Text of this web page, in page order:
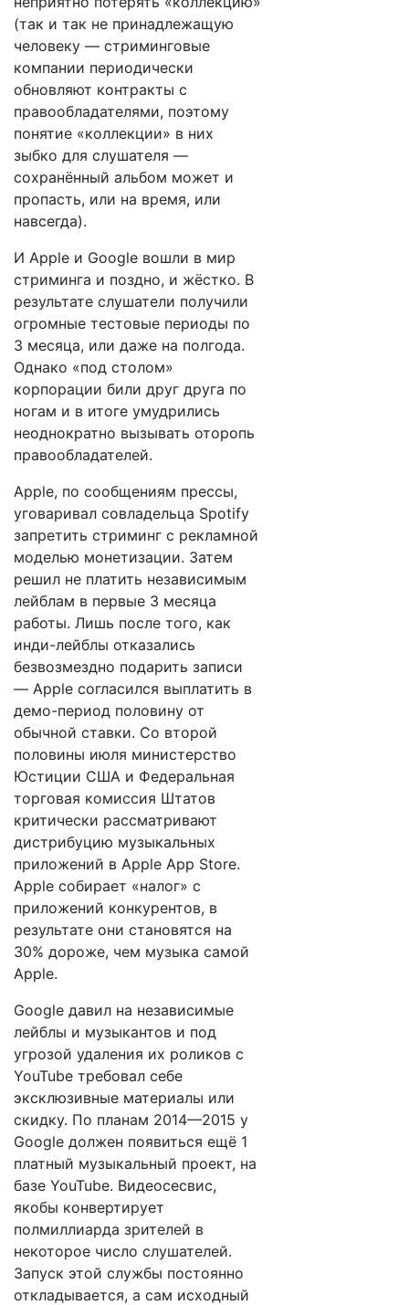
(так и так не принадлежащую
человеку — стриминговые
компании периодически
обновляют контракты с
правообладателями, поэтому
понятие «коллекции» в них
зыбко для слушателя —
сохранённый альбом может и
пропасть, или на время, или
навсегда).
И Apple и Google вошли в мир
стриминга и поздно, и жёстко. В
результате слушатели получили
огромные тестовые периоды по
3 месяца, или даже на полгода.
Однако «под столом»
корпорации били друг друга по
ногам и в итоге умудрились
неоднократно вызывать оторопь
правообладателей.
Apple, по сообщениям прессы,
уговаривал совладельца Spotify
запретить стриминг с рекламной
моделью монетизации. Затем
решил не платить независимым
лейблам в первые 3 месяца
работы. Лишь после того, как
инди-лейблы отказались
безвозмездно подарить записи
— Apple согласился выплатить в
демо-период половину от
обычной ставки. Со второй
половины июля министерство
Юстиции США и Федеральная
торговая комиссия Штатов
критически рассматривают
дистрибуцию музыкальных
приложений в Apple App Store.
Apple собирает «налог» с
приложений конкурентов, в
результате они становятся на
30% дороже, чем музыка самой
Apple.
Google давил на независимые
лейблы и музыкантов и под
угрозой удаления их роликов с
YouTube требовал себе
эксклюзивные материалы или
скидку. По планам 2014—2015 у
Google должен появиться ещё 1
платный музыкальный проект, на
базе YouTube. Видеосесвис,
якобы конвертирует
полмиллиарда зрителей в
некоторое число слушателей.
Запуск этой службы постоянно
откладывается, а сам исходный